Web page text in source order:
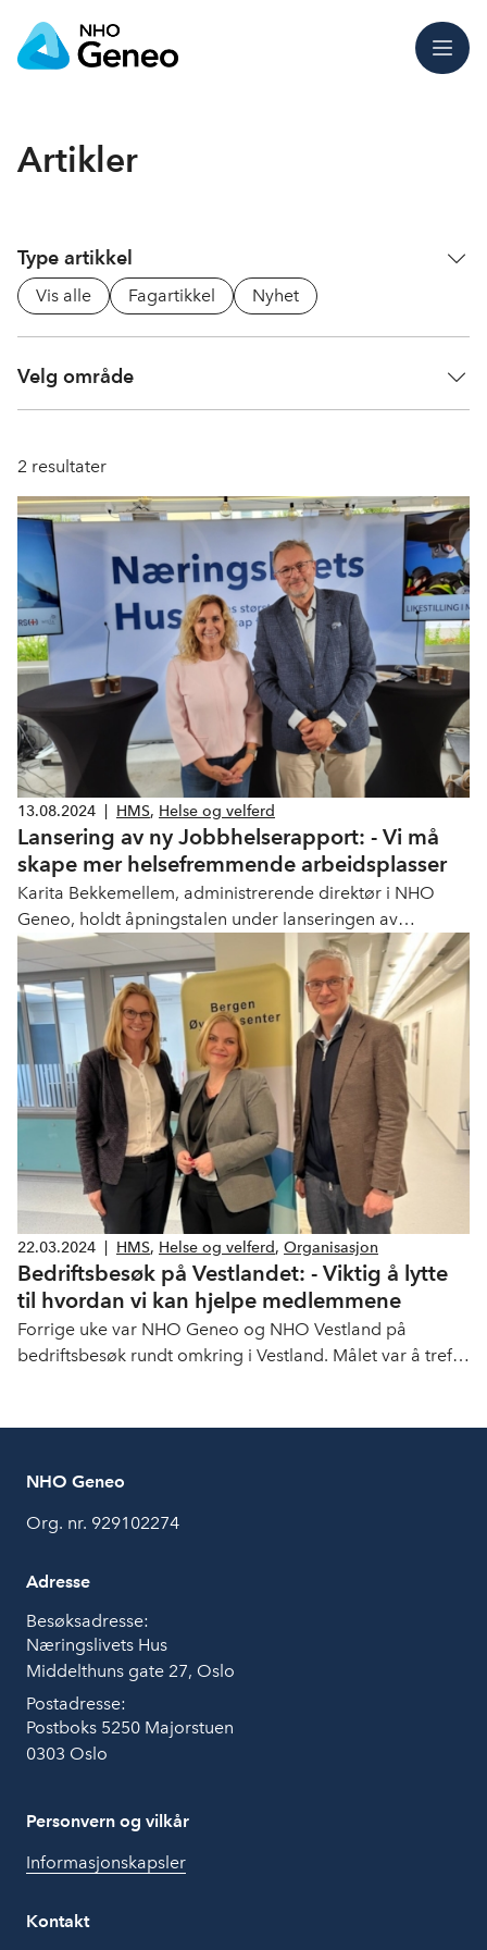
Meny
Artikler
Type artikkel
Vis alle Fagartikkel Nyhet
Velg område
2 resultater
13.08.2024 HMS, Helse og velferd
Lansering av ny Jobbhelserapport: - Vi må
skape mer helsefremmende arbeidsplasser
Karita Bekkemellem, administrerende direktør i NHO
Geneo, holdt åpningstalen under lanseringen av
Avonova og NHO Geneos nye Jobbhelserapport.
22.03.2024 HMS, Helse og velferd, Organisasjon
Bedriftsbesøk på Vestlandet: - Viktig å lytte
til hvordan vi kan hjelpe medlemmene
Forrige uke var NHO Geneo og NHO Vestland på
bedriftsbesøk rundt omkring i Vestland. Målet var å treffe
NHO Geneo
Org. nr. 929102274
Adresse
Besøksadresse:
Næringslivets Hus
Middelthuns gate 27, Oslo
Postadresse:
Postboks 5250 Majorstuen
0303 Oslo
Personvern og vilkår
Informasjonskapsler
Kontakt